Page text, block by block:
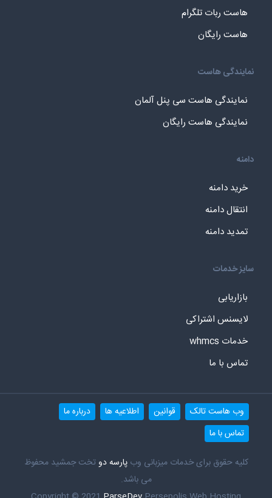
هاست ربات تلگرام
هاست رایگان
نمایندگی هاست
نمایندگی هاست سی پنل آلمان
نمایندگی هاست رایگان
دامنه
خرید دامنه
انتقال دامنه
تمدید دامنه
سایز خدمات
بازاریابی
لایسنس اشتراکی
خدمات whmcs
تماس با ما
وب هاست تالک قوانین اطلاعیه ها
درباره ما
تماس با ما
کلیه حقوق برای خدمات میزبانی وبپارسه دوتخت جمشید محفوظ
می باشد.